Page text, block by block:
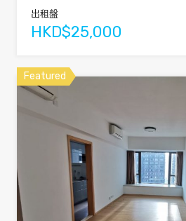
出租盤
HKD$25,000
Featured